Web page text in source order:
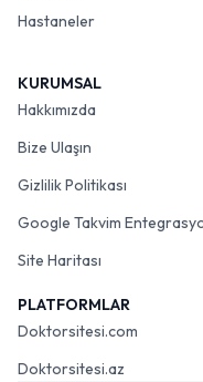
Hastaneler
KURUMSAL
Hakkımızda
Bize Ulaşın
Gizlilik Politikası
Google Takvim
Site Haritası
PLATFORMLAR
Doktorsitesi.com
Doktorsitesi.az